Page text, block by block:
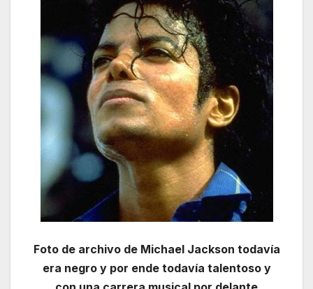
Foto de archivo de Michael Jackson todavía
era negro y por ende todavía talentoso y